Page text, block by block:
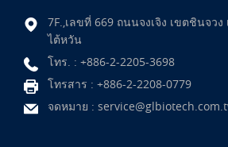
7F.,เลขที่ 669 ถนนจงเจิง เขตชินจวง
ไต้หวัน
โทร. : +886-2-2205-3698
โทรสาร : +886-2-2208-0779
จดหมาย :